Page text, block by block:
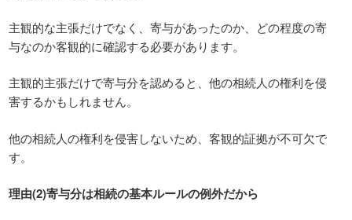
主観的な主張だけでなく、寄与があったのか、どの程度の寄
与なのか客観的に確認する必要があります。
主観的主張だけで寄与分を認めると、他の相続人の権利を侵
害するかもしれません。
他の相続人の権利を侵害しないため、客観的証拠が不可欠で
す。
理由(2)寄与分は相続の基本ルールの例外だから